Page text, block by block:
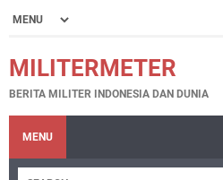
MILITERMETER
BERITA MILITER INDONESIA DAN DUNIA
MENU